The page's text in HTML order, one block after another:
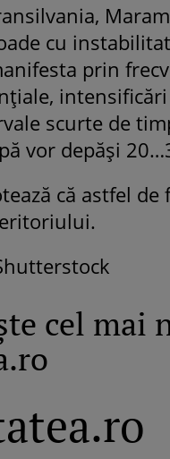
cu
prin
scurte de
vor depăși
că astfel
cel mai